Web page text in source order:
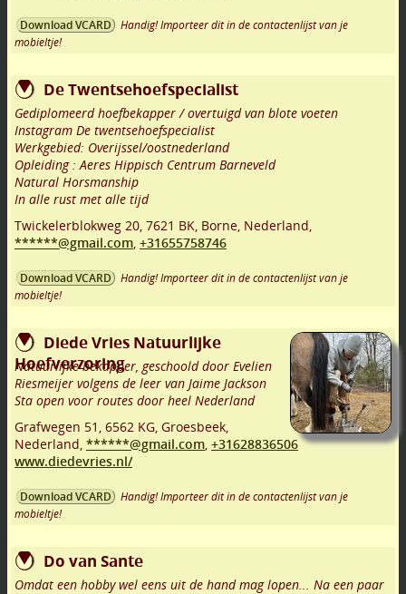
Download VCARD
Handig! Importeer dit in de contactenlijst van je
mobieltje!
De Twentsehoefspecialist
Gediplomeerd hoefbekapper / overtuigd van blote voeten
Instagram De twentsehoefspecialist
Werkgebied: Overijssel/oostnederland
Opleiding : Aeres Hippisch Centrum Barneveld
Natural Horsmanship
In alle rust met alle tijd
Twickelerblokweg 20, 7621 BK, Borne, Nederland,
******@gmail.com, +31655758746
Download VCARD
Handig! Importeer dit in de contactenlijst van je
mobieltje!
Diede Vries Natuurlijke
Hoefverzoring
Natuurlijke bekapper, geschoold door Evelien
Riesmeijer volgens de leer van Jaime Jackson
Sta open voor routes door heel Nederland
Grafwegen 51 , 6562 KG, Groesbeek,
Nederland, ******@gmail.com, +31628836506
www.diedevries.nl/
Download VCARD
Handig! Importeer dit in de contactenlijst van je
mobieltje!
Do van Sante
Omdat een hobby wel eens uit de hand mag lopen... Na een paar